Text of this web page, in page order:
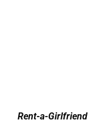
Rent-a-Girlfriend